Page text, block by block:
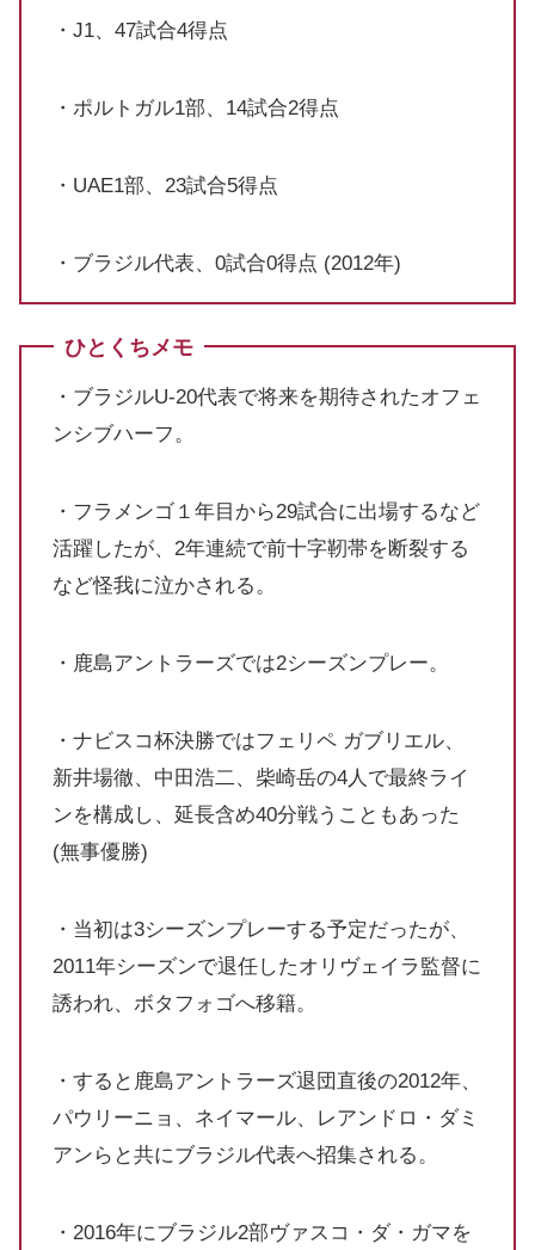
・J1、47試合4得点
・ポルトガル1部、14試合2得点
・UAE1部、23試合5得点
・ブラジル代表、0試合0得点 (2012年)
ひとくちメモ
・ブラジルU-20代表で将来を期待されたオフェ
ンシブハーフ。
・フラメンゴ１年目から29試合に出場するなど
活躍したが、2年連続で前十字靭帯を断裂する
など怪我に泣かされる。
・鹿島アントラーズでは2シーズンプレー。
・ナビスコ杯決勝ではフェリペ ガブリエル、
新井場徹、中田浩二、柴崎岳の4人で最終ライ
ンを構成し、延長含め40分戦うこともあった
(無事優勝)
・当初は3シーズンプレーする予定だったが、
2011年シーズンで退任したオリヴェイラ監督に
誘われ、ボタフォゴへ移籍。
・すると鹿島アントラーズ退団直後の2012年、
パウリーニョ、ネイマール、レアンドロ・ダミ
アンらと共にブラジル代表へ招集される。
・2016年にブラジル2部ヴァスコ・ダ・ガマを